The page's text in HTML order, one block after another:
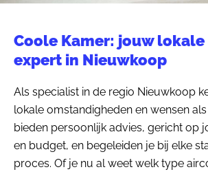
Coole Kamer: jouw
expert in Nieuwkoop
Als specialist in de regio Nieuwkoop
lokale omstandigheden en wensen
bieden persoonlijk advies, gericht op
en budget, en begeleiden je bij elke
proces. Of je nu al weet welk type